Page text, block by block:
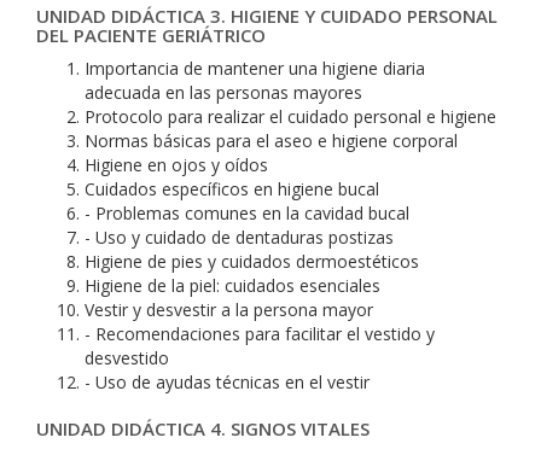
UNIDAD DIDÁCTICA 3. HIGIENE Y CUIDADO PERSONAL
DEL PACIENTE GERIÁTRICO
Importancia de mantener una higiene diaria
adecuada en las personas mayores
Protocolo para realizar el cuidado personal e higiene
Normas básicas para el aseo e higiene corporal
Higiene en ojos y oídos
Cuidados específicos en higiene bucal
- Problemas comunes en la cavidad bucal
- Uso y cuidado de dentaduras postizas
Higiene de pies y cuidados dermoestéticos
Higiene de la piel: cuidados esenciales
Vestir y desvestir a la persona mayor
- Recomendaciones para facilitar el vestido y
desvestido
- Uso de ayudas técnicas en el vestir
UNIDAD DIDÁCTICA 4. SIGNOS VITALES